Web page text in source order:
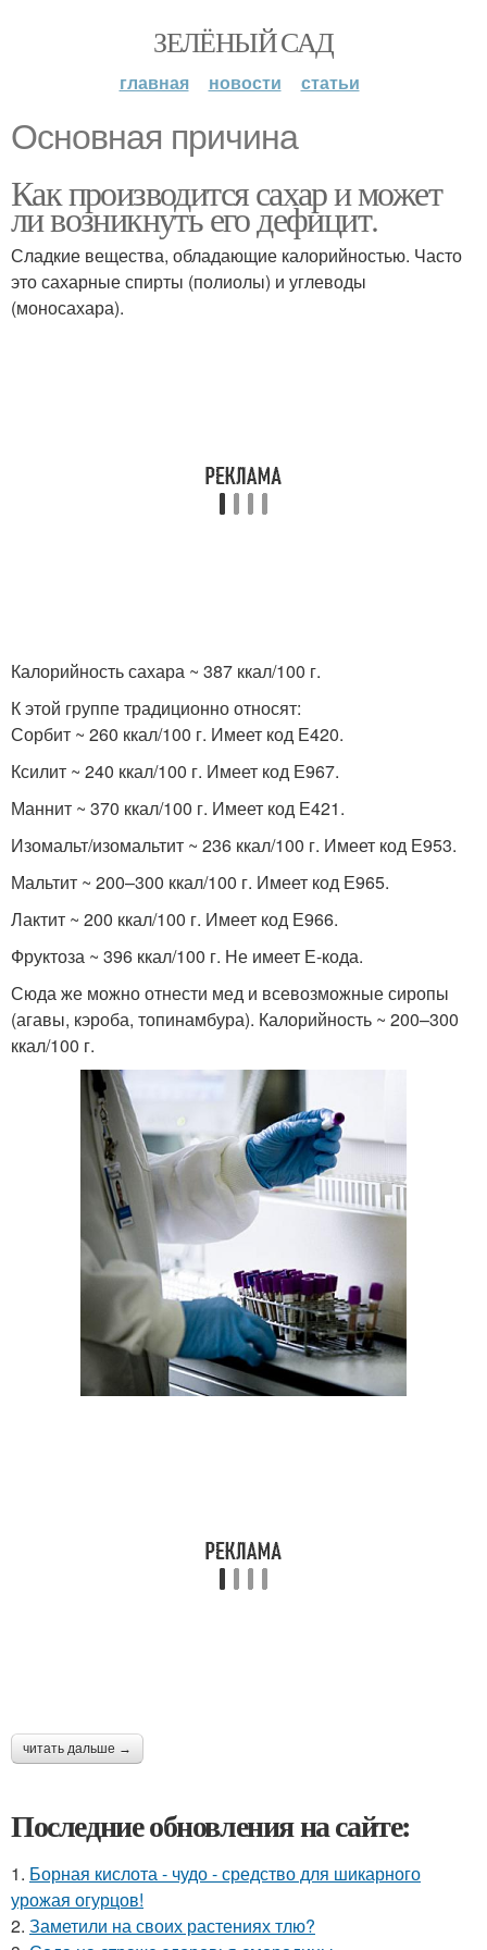
ЗЕЛЁНЫЙ САД
главная новости статьи
Основная причина
Как производится сахар и может
ли возникнуть его дефицит.
Сладкие вещества, обладающие калорийностью. Часто
это сахарные спирты (полиолы) и углеводы
(моносахара).
Калорийность сахара ~ 387 ккал/100 г.
К этой группе традиционно относят:
Сорбит ~ 260 ккал/100 г. Имеет код Е420.
Ксилит ~ 240 ккал/100 г. Имеет код Е967.
Маннит ~ 370 ккал/100 г. Имеет код Е421.
Изомальт/изомальтит ~ 236 ккал/100 г. Имеет код Е953.
Мальтит ~ 200–300 ккал/100 г. Имеет код Е965.
Лактит ~ 200 ккал/100 г. Имеет код Е966.
Фруктоза ~ 396 ккал/100 г. Не имеет Е-кода.
Сюда же можно отнести мед и всевозможные сиропы
(агавы, кэроба, топинамбура). Калорийность ~ 200–300
ккал/100 г.
читать дальше →
Последние обновления на сайте:
1. Борная кислота - чудо - средство для шикарного
урожая огурцов!
2. Заметили на своих растениях тлю?